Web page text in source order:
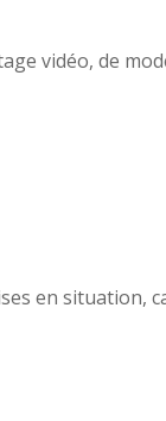
vidéo, de
en situation,